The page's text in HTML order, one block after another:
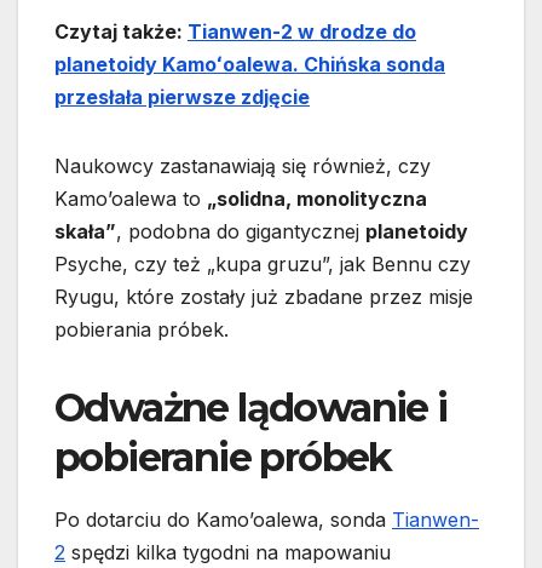
Czytaj także: Tianwen-2 w drodze do
planetoidy Kamoʻoalewa. Chińska sonda
przesłała pierwsze zdjęcie
Naukowcy zastanawiają się również, czy
Kamo’oalewa to „solidna, monolityczna
skała”, podobna do gigantycznej planetoidy
Psyche, czy też „kupa gruzu”, jak Bennu czy
Ryugu, które zostały już zbadane przez misje
pobierania próbek.
Odważne lądowanie i
pobieranie próbek
Po dotarciu do Kamo’oalewa, sonda Tianwen-
2 spędzi kilka tygodni na mapowaniu